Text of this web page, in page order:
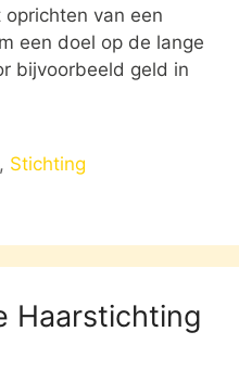
oprichten van een
een doel op de lange
bijvoorbeeld geld in
, Stichting
Haarstichting